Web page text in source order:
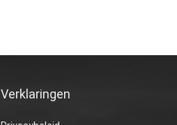
Verklaringen